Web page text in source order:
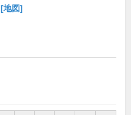
[地図]